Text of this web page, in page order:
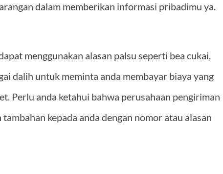
dalam memberikan informasi pribadimu ya.
menggunakan alasan palsu seperti bea cukai,
dalih untuk meminta anda membayar biaya yang
Perlu anda ketahui bahwa perusahaan pengiriman
kepada anda dengan nomor atau alasan